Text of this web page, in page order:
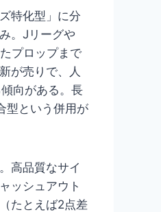
特化型」に分
。Jリーグや
プロップまで
が売りで、人
向がある。長
型という併用が
高品質なサイ
ッシュアウト
（たとえば2点差